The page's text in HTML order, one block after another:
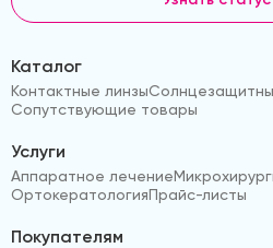
Каталог
Контактные линзы
Сопутствующие товары
Услуги
Аппаратное лечение
ОртокератологияПрайс-листы
Покупателям